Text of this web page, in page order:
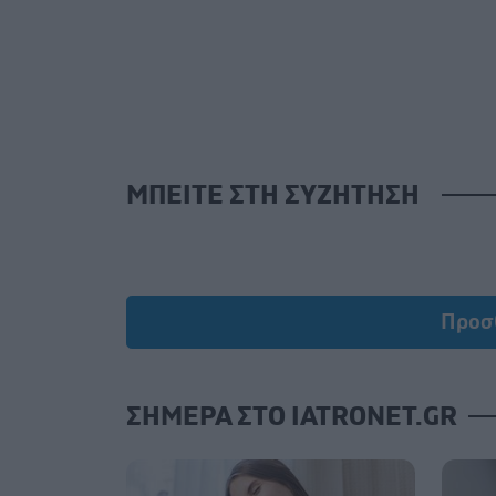
ΜΠΕΙΤΕ ΣΤΗ ΣΥΖΗΤΗΣΗ
ΣΗΜΕΡΑ ΣΤΟ IATRONET.GR